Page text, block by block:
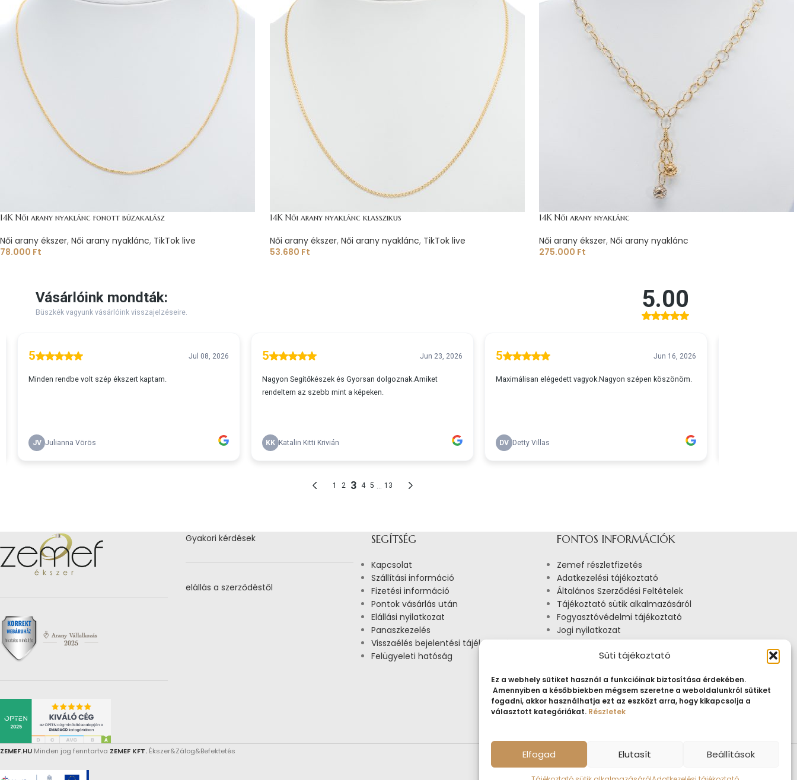
Süti tájékoztató
Ez a webhely sütiket használ a funkcióinak biztosítása érdekében.
Amennyiben a későbbiekben mégsem szeretne a weboldalunkról sütiket
fogadni, akkor használhatja ezt az eszközt arra, hogy kikapcsolja a
választott kategóriákat. Részletek
Elfogad Elutasít Beállítások
14K Női arany nyaklánc fonott búzakalász
Női arany ékszer, Női arany nyaklánc, TikTok live
78.000 Ft
14K Női arany nyaklánc klasszikus
Női arany ékszer, Női arany nyaklánc, TikTok live
53.680 Ft
14K Női arany nyaklánc
Női arany ékszer, Női arany nyaklánc
275.000 Ft
Gyakori kérdések
elállás a szerződéstől
SEGÍTSÉG
Kapcsolat
Szállítási információ
Fizetési információ
Pontok vásárlás után
Elállási nyilatkozat
Panaszkezelés
Visszaélés bejelentési tájékoztató
Felügyeleti hatóság
FONTOS INFORMÁCIÓK
Zemef részletfizetés
Adatkezelési tájékoztató
Általános Szerződési Feltételek
Tájékoztató sütik alkalmazásáról
Fogyasztóvédelmi tájékoztató
Jogi nyilatkozat
Impresszum
Pályázatok
ZEMEF.HU Minden jog fenntartva ZEMEF KFT. Ékszer&Zálog&Befektetés